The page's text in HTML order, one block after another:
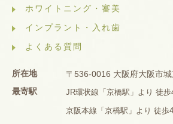
ホワイトニング・審美
インプラント・入れ歯
よくある質問
所在地
〒536-0016 大阪府大阪市
最寄駅
JR環状線「京橋駅」より 徒歩
京阪本線「京橋駅」より 徒歩